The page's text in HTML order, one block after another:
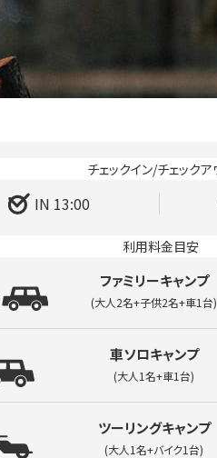
IN 13:00
ファミリーキャンプ
(大人2名+子供2名+車1台)
車ソロキャンプ
(大人1名+車1台)
ツーリングキャンプ
(大人1名+バイク1台)